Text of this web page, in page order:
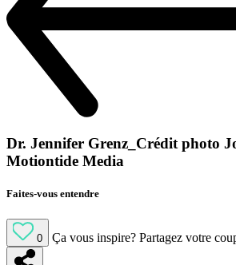
Dr. Jennifer Grenz_Crédit photo
Motiontide Media
Faites-vous entendre
0 Ça vous inspire? Partagez votre